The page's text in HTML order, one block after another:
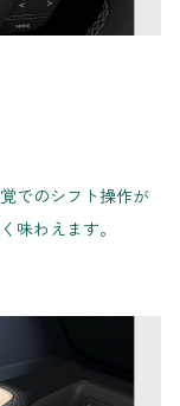
でのシフト操作が
味わえます。